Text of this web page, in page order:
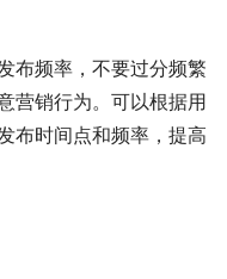
布频率，不要过分频繁
营销行为。可以根据用
布时间点和频率，提高